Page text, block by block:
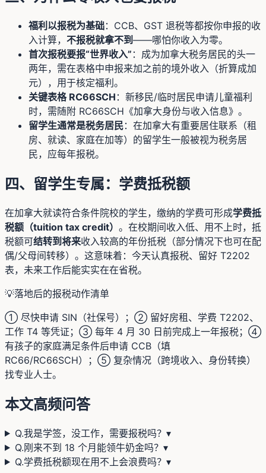
福利以报税为基础：CCB、GST 退税等都按你申报的收
入计算， 不报税就拿不到——哪怕你收入为零。
首次报税要报“世界收入” ：成为加拿大税务居民的头一
两年，需在表格中申报来加之前的境外收入（折算成加
元），用于核定福利。
关键表格 RC66SCH ：新移民/临时居民申请儿童福利
时，需随附 RC66SCH《加拿大身份与收入信息》。
留学生通常是税务居民：在加拿大有重要居住联系（租
房、就读、家庭在加等）的留学生一般被视为税务居
民，应每年报税。
四、留学生专属：学费抵税额
在加拿大就读符合条件院校的学生，缴纳的学费可形成学费抵
税额（tuition tax credit） 。在校期间收入低、用不上时，抵
税额可结转到将来收入较高的年份抵税（部分情况下也可在配
偶/父母间转移）。这意味着：今天认真报税、留好 T2202
表，未来工作后能实实在在省税。
💡落地后的报税动作清单
① 尽快申请 SIN（社保号）；② 留好房租、学费 T2202、
工作 T4 等凭证；③ 每年 4 月 30 日前完成上一年报税；④
有孩子的家庭满足条件后申请 CCB（填
RC66/RC66SCH）；⑤ 复杂情况（跨境收入、身份转换）
找专业人士。
本文高频问答
Q.我是学签，没工作，需要报税吗？ ▾
Q.刚来不到 18 个月能领牛奶金吗？ ▾
Q.学费抵税额现在用不上会浪费吗？ ▾